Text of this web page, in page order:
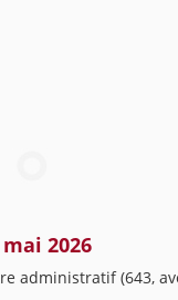
2026
administratif (643,